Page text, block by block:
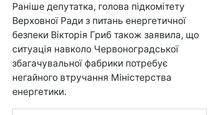
Раніше депутатка, голова підкомітету
Верховної Ради з питань енергетичної
безпеки Вікторія Гриб також заявила, що
ситуація навколо Червоноградської
збагачувальної фабрики потребує
негайного втручання Міністерства
енергетики.